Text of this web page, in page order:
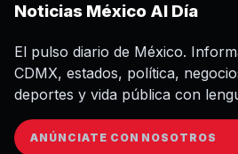
Noticias México Al Día
El pulso diario de México.
CDMX, estados, política,
deportes y vida pública con
ANÚNCIATE CON NOSOTROS